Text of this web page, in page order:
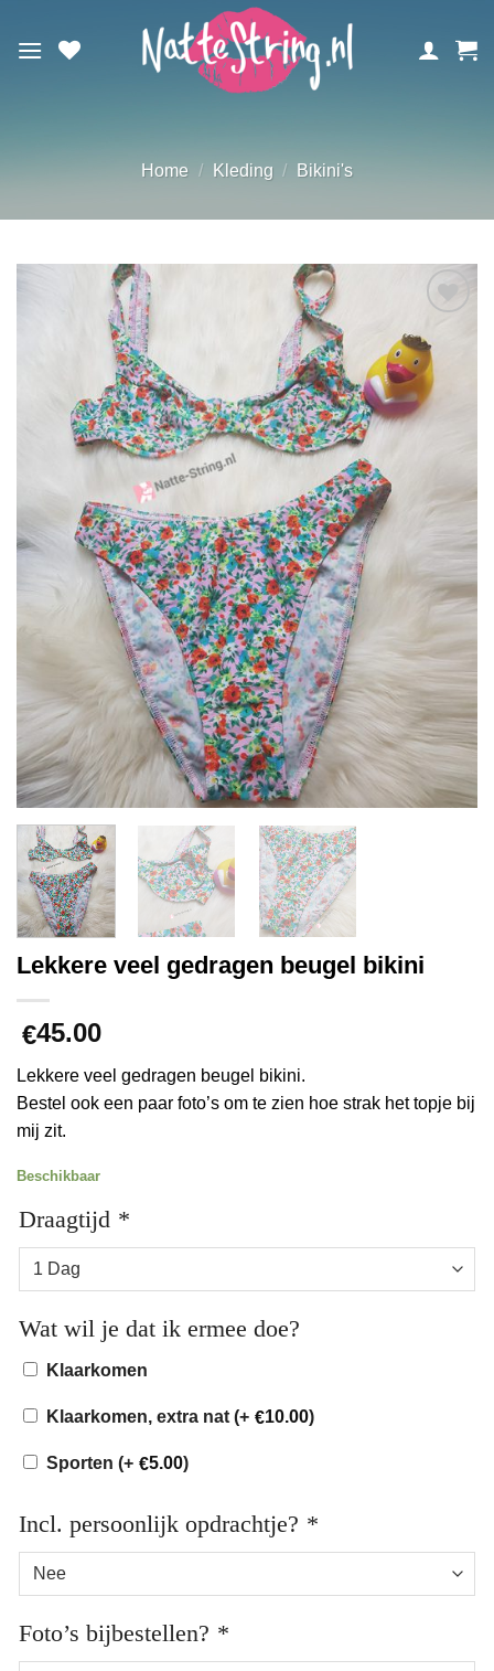
naar
Home / Kleding / Bikini's
Aan
verlanglijst
toevoegen
Lekkere veel gedragen beugel bikini
€45.00
Lekkere veel gedragen beugel bikini.
Bestel ook een paar foto’s om te zien hoe strak het topje bij
mij zit.
Beschikbaar
Draagtijd *
Wat wil je dat ik ermee doe?
Klaarkomen
Klaarkomen, extra nat (+ €10.00)
Sporten (+ €5.00)
Incl. persoonlijk opdrachtje? *
Foto’s bijbestellen? *